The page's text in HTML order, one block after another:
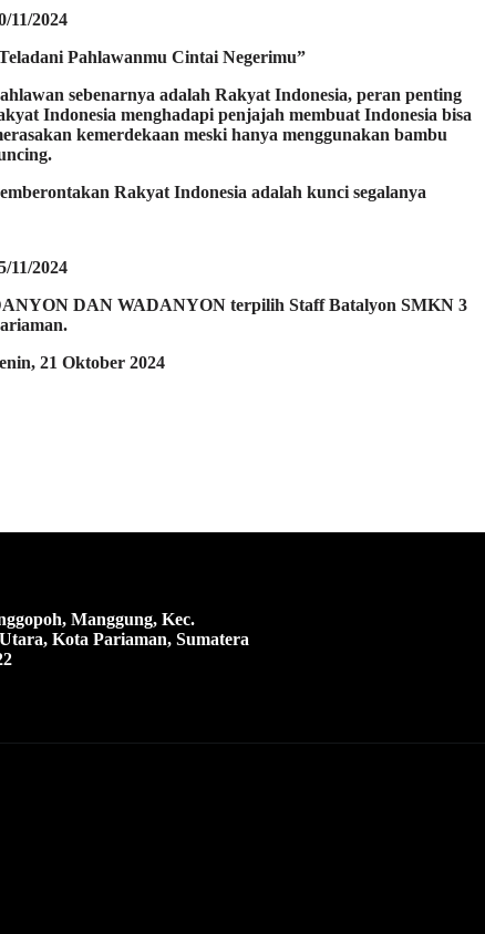
11/2024
Pahlawanmu Cintai Negerimu”
sebenarnya adalah Rakyat Indonesia, peran penting
Indonesia menghadapi penjajah membuat Indonesia bisa
kemerdekaan meski hanya menggunakan bambu
Rakyat Indonesia adalah kunci segalanya
11/2024
DAN WADANYON terpilih Staff Batalyon SMKN 3
21 Oktober 2024
Manggung, Kec.
Kota Pariaman, Sumatera